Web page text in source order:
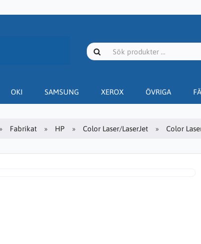
OKI SAMSUNG XEROX ÖVRIGA
Fabrikat HP Color Laser/LaserJet Color